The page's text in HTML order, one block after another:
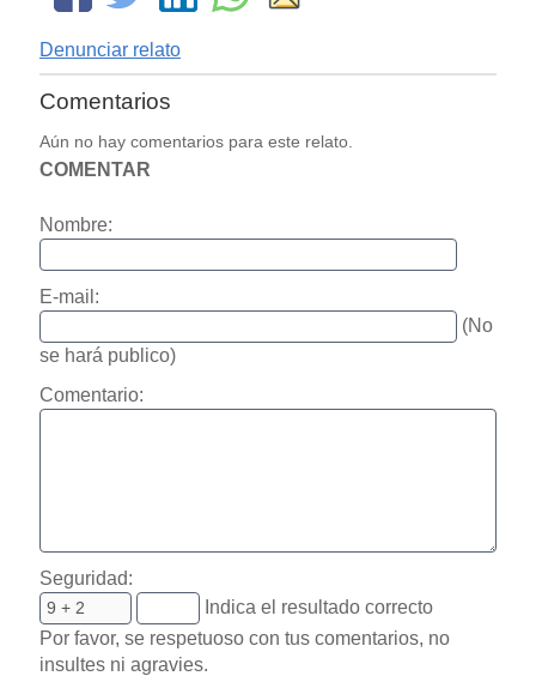
Denunciar relato
Comentarios
Aún no hay comentarios para este relato.
COMENTAR
Nombre:
E-mail:
(No
se hará publico)
Comentario:
Seguridad:
Indica el resultado correcto
Por favor, se respetuoso con tus comentarios, no
insultes ni agravies.